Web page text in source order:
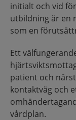
initialt och vid
utbildning är en
som en
Ett
patient och
kontaktväg och
vårdplan.